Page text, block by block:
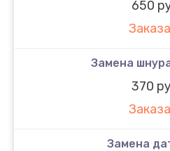
650
Замена
370
Замена